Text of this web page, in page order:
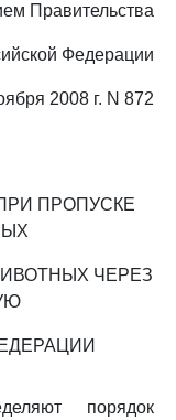
Правительства
Федерации
2008 г. N 872
ПРОПУСКЕ
ЧЕРЕЗ
порядок